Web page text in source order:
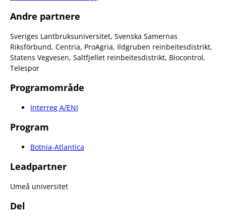
Andre partnere
Sveriges Lantbruksuniversitet, Svenska Samernas
Riksförbund, Centria, ProAgria, Ildgruben reinbeitesdistrikt,
Statens Vegvesen, Saltfjellet reinbeitesdistrikt, Biocontrol,
Telespor
Programområde
Interreg A/ENI
Program
Botnia-Atlantica
Leadpartner
Umeå universitet
Del